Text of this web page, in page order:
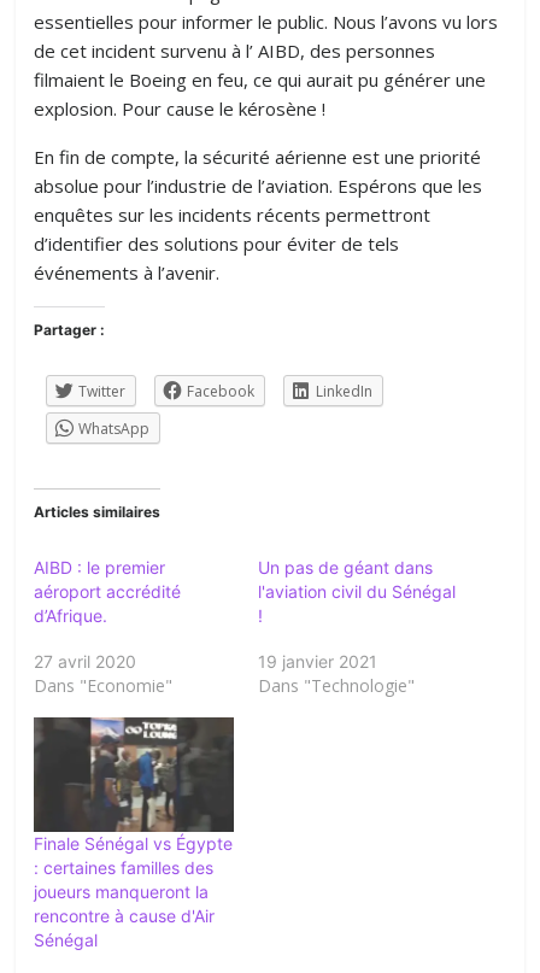
essentielles pour informer le public. Nous l’avons vu lors
de cet incident survenu à l’ AIBD, des personnes
filmaient le Boeing en feu, ce qui aurait pu générer une
explosion. Pour cause le kérosène !
En fin de compte, la sécurité aérienne est une priorité
absolue pour l’industrie de l’aviation. Espérons que les
enquêtes sur les incidents récents permettront
d’identifier des solutions pour éviter de tels
événements à l’avenir.
Partager :
Twitter Facebook
LinkedIn
WhatsApp
Articles similaires
AIBD : le premier
aéroport accrédité
d’Afrique.
27 avril 2020
Dans "Economie"
Un pas de géant dans
l'aviation civil du Sénégal
!
19 janvier 2021
Dans "Technologie"
Finale Sénégal vs Égypte
: certaines familles des
joueurs manqueront la
rencontre à cause d'Air
Sénégal